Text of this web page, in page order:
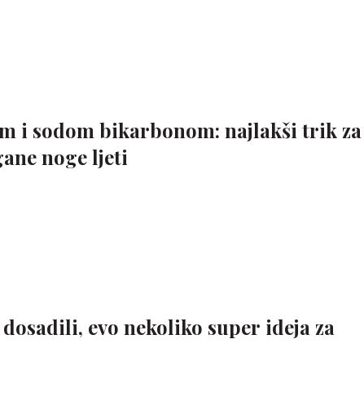
i sodom bikarbonom: najlakši trik za
noge ljeti
evo nekoliko super ideja za